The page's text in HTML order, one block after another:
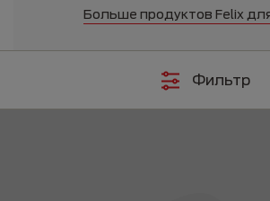
Больше продуктов Felix
Фильтр